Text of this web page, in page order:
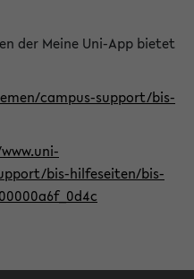
der Meine Uni-App bietet
campus-support/bis-
bis-hilfeseiten/bis-